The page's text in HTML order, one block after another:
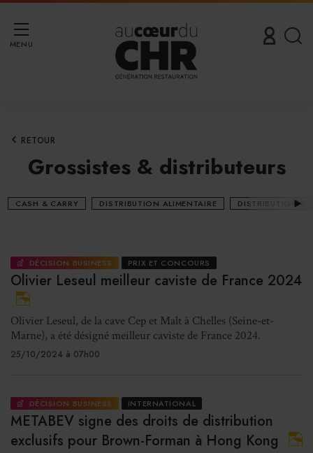
MENU
RETOUR
Grossistes & distributeurs
CASH & CARRY DISTRIBUTION ALIMENTAIRE DISTRIBUTION
DÉCISION BUSINESS PRIX ET CONCOURS
Olivier Leseul meilleur caviste de France 2024
Olivier Leseul, de la cave Cep et Malt à Chelles (Seine-et-
Marne), a été désigné meilleur caviste de France 2024.
25/10/2024 à 07h00
DÉCISION BUSINESS INTERNATIONAL
METABEV signe des droits de distribution
exclusifs pour Brown-Forman à Hong Kong